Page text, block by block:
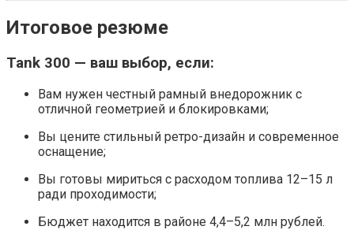
Итоговое резюме
Tank 300 — ваш выбор, если:
Вам нужен честный рамный внедорожник с
отличной геометрией и блокировками;
Вы цените стильный ретро-дизайн и современное
оснащение;
Вы готовы мириться с расходом топлива 12–15 л
ради проходимости;
Бюджет находится в районе 4,4–5,2 млн рублей.